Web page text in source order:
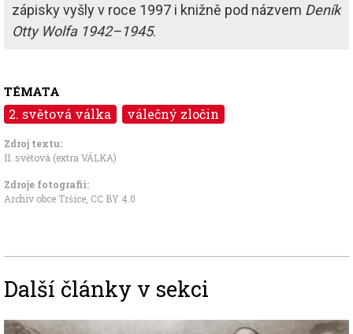
zápisky vyšly v roce 1997 i knižně pod názvem Deník
Otty Wolfa 1942–1945.
TÉMATA
2. světová válka válečný zločin
Zdroj textu:
II. světová (extra VÁLKA)
Zdroje fotografii:
Archiv obce Tršice CC BY 4.0
Další články v sekci
Image